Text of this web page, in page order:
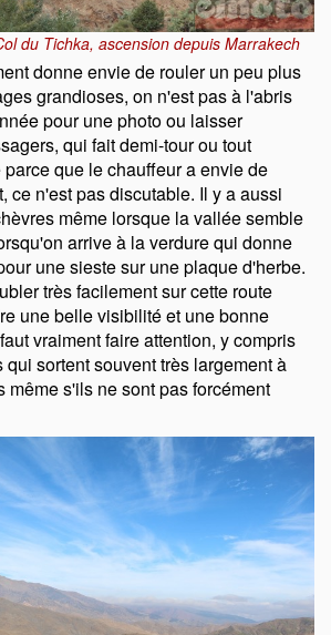
du Tichka, ascension depuis Marrakech
donne envie de rouler un peu plus
grandioses, on n'est pas à l'abris
pour une photo ou laisser
qui fait demi-tour ou tout
que le chauffeur a envie de
ce n'est pas discutable. Il y a aussi
même lorsque la vallée semble
arrive à la verdure qui donne
une sieste sur une plaque d'herbe.
très facilement sur cette route
une belle visibilité et une bonne
vraiment faire attention, y compris
sortent souvent très largement à
même s'ils ne sont pas forcément